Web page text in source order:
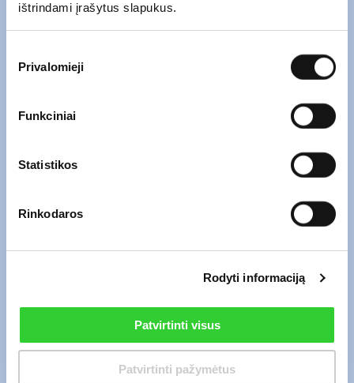
ištrindami įrašytus slapukus.
pasirinkimas
Privalomieji
Funkciniai
Statistikos
Rinkodaros
Rodyti informaciją
Patvirtinti visus
Patvirtinti pažymėtus
Atsiųskite mums el. laišką naudodami
Susipažinau suprivatumo politika.